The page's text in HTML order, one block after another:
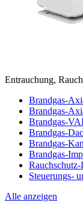
Entrauchung,
Brandgas-
Brandgas-
Brandgas-
Brandgas-
Brandgas-
Brandgas-
Steuerungs-
Alle anzeigen